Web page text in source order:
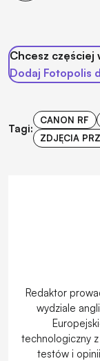
Chcesz częściej
Dodaj Fotopolis
Tagi:
CANON RF
ZDJĘCIA
Redaktor
wydziale
technologiczny
testów i